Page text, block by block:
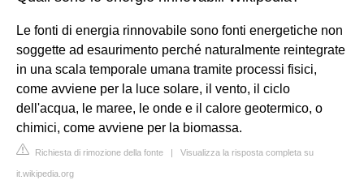
Le fonti di energia rinnovabile sono fonti energetiche non
soggette ad esaurimento perché naturalmente reintegrate
in una scala temporale umana tramite processi fisici,
come avviene per la luce solare, il vento, il ciclo
dell'acqua, le maree, le onde e il calore geotermico, o
chimici, come avviene per la biomassa.
Richiesta di rimozione della fonte | Visualizza la risposta completa su
it.wikipedia.org